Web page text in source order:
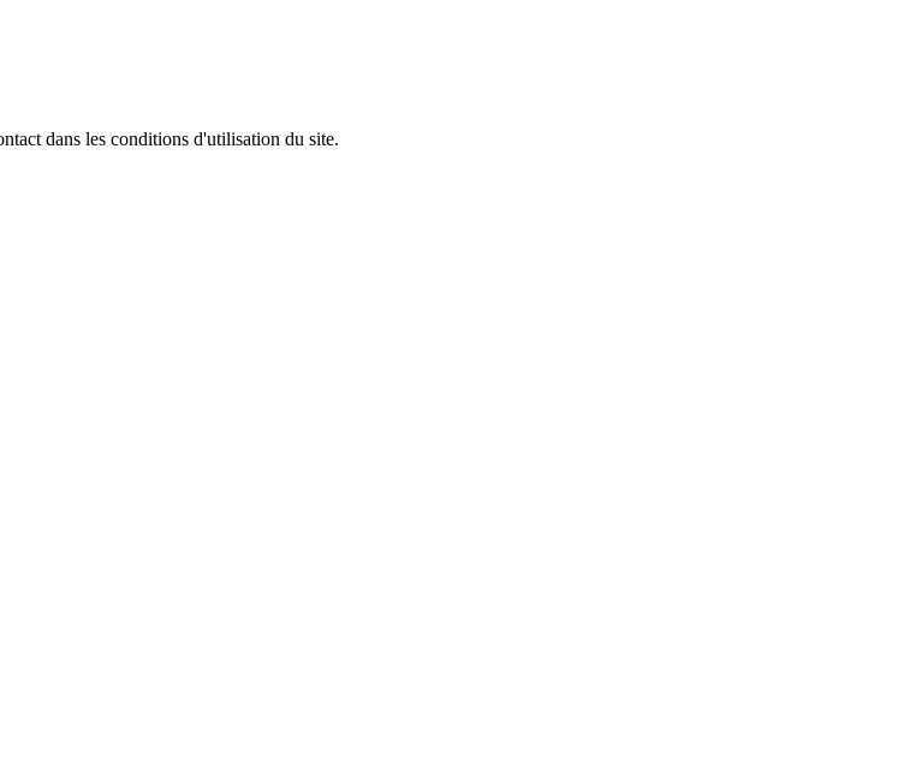
dans les conditions d'utilisation du site.